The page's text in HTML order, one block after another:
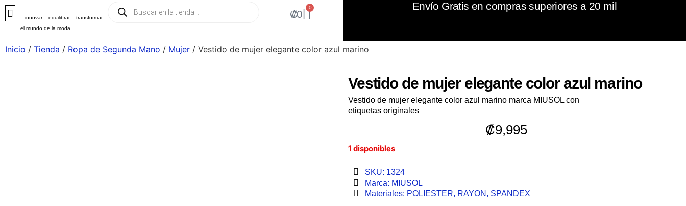
– innovar – equilibrar – transformar
el mundo de la moda
₡0
0 Envío Gratis en compras superiores a 20 mil
Inicio / Tienda / Ropa de Segunda Mano / Mujer / Vestido de mujer elegante color azul marino
Vestido de mujer elegante color azul marino
Vestido de mujer elegante color azul marino marca MIUSOL con
etiquetas originales
₡9,995
1 disponibles
SKU: 1324
Marca:MIUSOL
Materiales: POLIESTER, RAYON , SPANDEX